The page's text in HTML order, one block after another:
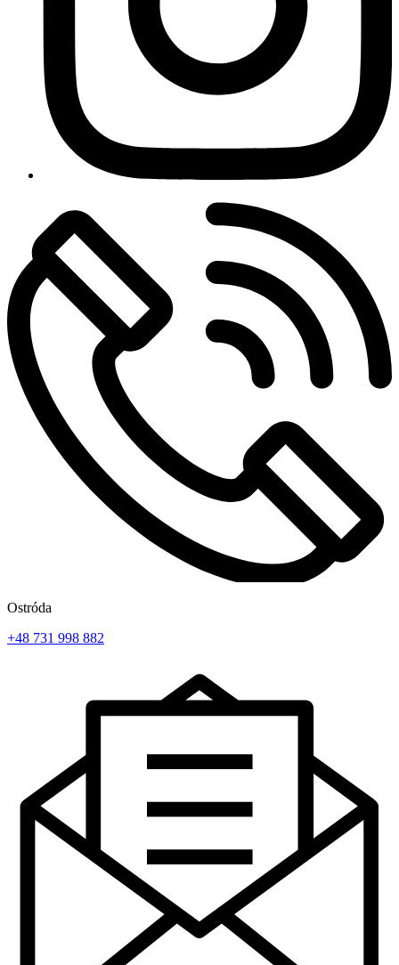
Ostróda
+48 731 998 882